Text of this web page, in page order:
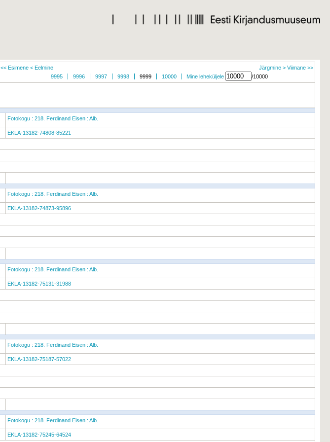
Järgmine > Viimane >>
<< Esimene < Eelmine
9995
9996 9997 9998 9999 10000 Mine leheküljele /10000
Fotokogu : 218. Ferdinand Eisen : Alb.
EKLA-13182-74808-85221
Fotokogu : 218. Ferdinand Eisen : Alb.
EKLA-13182-74873-95896
Fotokogu : 218. Ferdinand Eisen : Alb.
EKLA-13182-75131-31988
Fotokogu : 218. Ferdinand Eisen : Alb.
EKLA-13182-75187-57022
Fotokogu : 218. Ferdinand Eisen : Alb.
EKLA-13182-75245-64524